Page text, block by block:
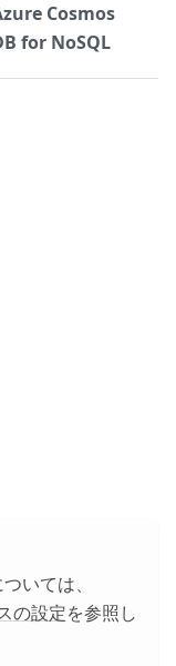
Cosmos
for NoSQL
いては、
の設定を参照し